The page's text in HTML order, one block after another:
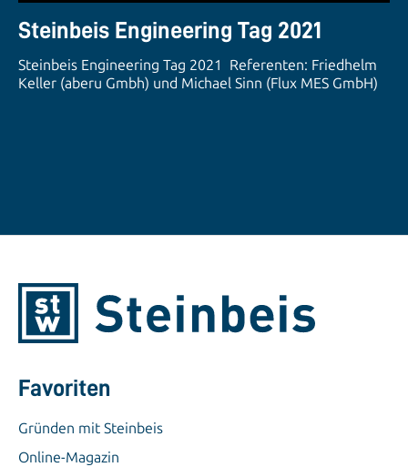
Steinbeis Engineering Tag 2021
Steinbeis Engineering Tag 2021 Referenten: Friedhelm
Keller (aberu Gmbh) und Michael Sinn (Flux MES GmbH)
Favoriten
Gründen mit Steinbeis
Online-Magazin